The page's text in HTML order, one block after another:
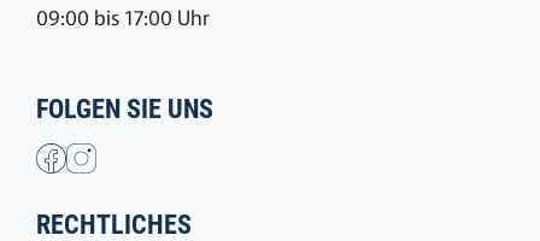
09:00 bis 17:00 Uhr
FOLGEN SIE UNS
RECHTLICHES